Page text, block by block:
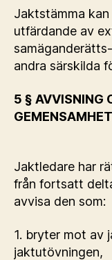
Jaktstämma
utfärdande av
andra särskilda
5 § AVVISNING
Jaktledare har
från fortsatt
avvisa den som:
1. bryter mot av
jaktutövningen,